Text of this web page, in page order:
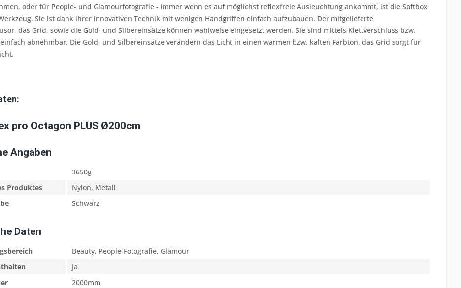
oder für People- und Glamourfotografie - immer wenn es auf möglichst reflexfreie Ausleuchtung ankommt, ist die Softbox
Sie ist dank ihrer innovativen Technik mit wenigen Handgriffen einfach aufzubauen. Der mitgelieferte
das Grid, sowie die Gold- und Silbereinsätze können wahlweise eingesetzt werden. Sie sind mittels Klettverschluss bzw.
abnehmbar. Die Gold- und Silbereinsätze verändern das Licht in einen warmen bzw. kalten Farbton, das Grid sorgt für
pro Octagon PLUS Ø200cm
Angaben
3650g
Produktes
Nylon, Metall
Schwarz
Daten
Beauty, People-Fotografie, Glamour
Ja
2000mm